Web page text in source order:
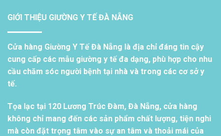
GIỚI THIỆU GIƯỜNG Y TẾ ĐÀ NẴNG
Cửa hàng Giường Y Tế Đà Nẵng là địa chỉ đáng tin cậy
cung cấp các mẫu giường y tế đa dạng, phù hợp cho nhu
cầu chăm sóc người bệnh tại nhà và trong các cơ sở y
tế.
Tọa lạc tại 120 Lương Trúc Đàm, Đà Nẵng, cửa hàng
không chỉ mang đến các sản phẩm chất lượng, tiện nghi
mà còn đặt trọng tâm vào sự an tâm và thoải mái của